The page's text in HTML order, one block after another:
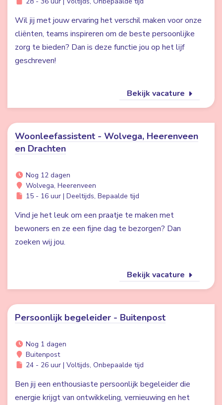
Wil jij met jouw ervaring het verschil maken voor onze
cliënten, teams inspireren om de beste persoonlijke
zorg te bieden? Dan is deze functie jou op het lijf
geschreven!
Bekijk vacature
Woonleefassistent - Wolvega, Heerenveen
en Drachten
Nog 12 dagen
Wolvega, Heerenveen
15 - 16 uur | Deeltijds, Bepaalde tijd
Vind je het leuk om een praatje te maken met
bewoners en ze een fijne dag te bezorgen? Dan
zoeken wij jou.
Bekijk vacature
Persoonlijk begeleider - Buitenpost
Nog 1 dagen
Buitenpost
24 - 26 uur | Voltijds, Onbepaalde tijd
Ben jij een enthousiaste persoonlijk begeleider die
energie krijgt van ontwikkeling, vernieuwing en het